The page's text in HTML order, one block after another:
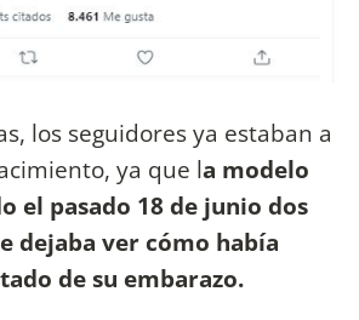
los seguidores ya estaban a
ya que la modelo
el pasado 18 de junio dos
dejaba ver cómo había
de su embarazo.